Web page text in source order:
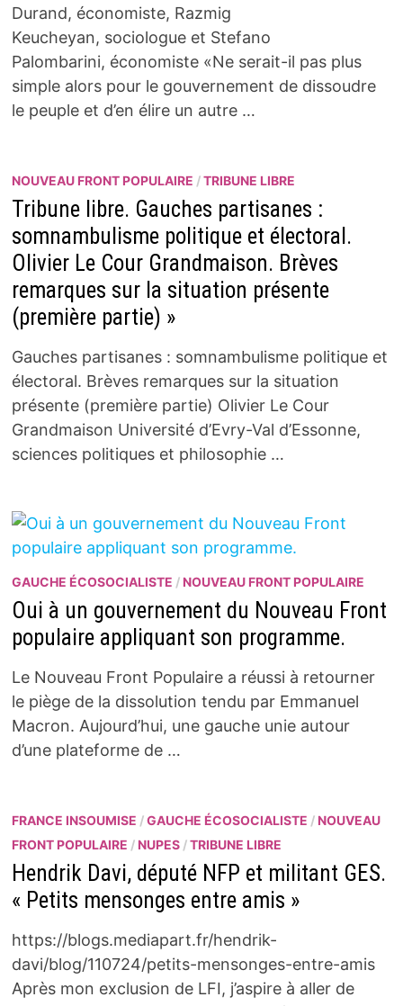
Durand, économiste, Razmig
Keucheyan, sociologue et Stefano
Palombarini, économiste «Ne serait-il pas plus
simple alors pour le gouvernement de dissoudre
le peuple et d’en élire un autre …
NOUVEAU FRONT POPULAIRE /TRIBUNE LIBRE
Tribune libre. Gauches partisanes :
somnambulisme politique et électoral.
Olivier Le Cour Grandmaison. Brèves
remarques sur la situation présente
(première partie) »
Gauches partisanes : somnambulisme politique et
électoral. Brèves remarques sur la situation
présente (première partie) Olivier Le Cour
Grandmaison Université d’Evry-Val d’Essonne,
sciences politiques et philosophie …
GAUCHE ÉCOSOCIALISTE / NOUVEAU FRONT POPULAIRE
Oui à un gouvernement du Nouveau Front
populaire appliquant son programme.
Le Nouveau Front Populaire a réussi à retourner
le piège de la dissolution tendu par Emmanuel
Macron. Aujourd’hui, une gauche unie autour
d’une plateforme de …
FRANCE INSOUMISE /GAUCHE ÉCOSOCIALISTE / NOUVEAU
FRONT POPULAIRE / NUPES/TRIBUNE LIBRE
Hendrik Davi, député NFP et militant GES.
« Petits mensonges entre amis »
https://blogs.mediapart.fr/hendrik-
davi/blog/110724/petits-mensonges-entre-amis
Après mon exclusion de LFI, j’aspire à aller de